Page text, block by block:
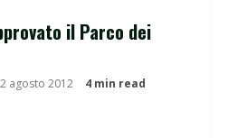
il Parco dei
2 agosto 2012 4 min read